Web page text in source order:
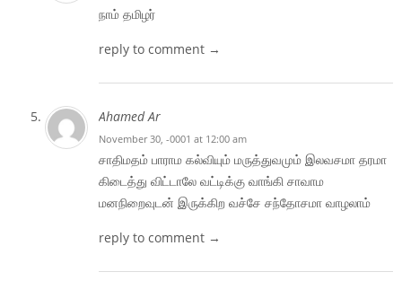
நாம் தமிழர்
reply to comment →
Ahamed Ar
November 30, -0001 at 12:00 am
சாதிமதம் பாராம கல்வியும் மருத்துவமும் இலவசமா தரமா
கிடைத்து விட்டாலே வட்டிக்கு வாங்கி சாவாம
மனநிறைவுடன் இருக்கிற வச்சே சந்தோசமா வாழலாம்
reply to comment →